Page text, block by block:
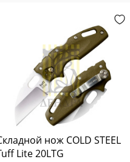
нож COLD STEEL
Lite 20LTG